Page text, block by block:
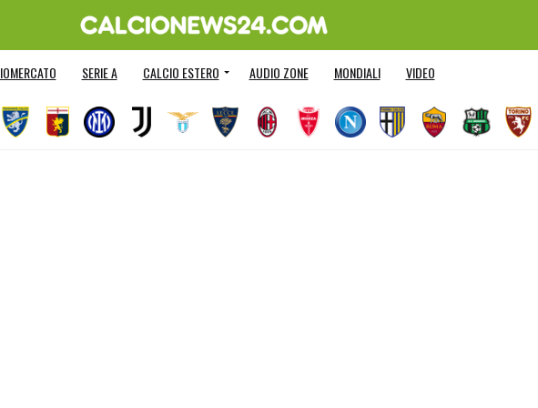
SERIE A CALCIO ESTERO AUDIO ZONE MONDIALI VIDEO